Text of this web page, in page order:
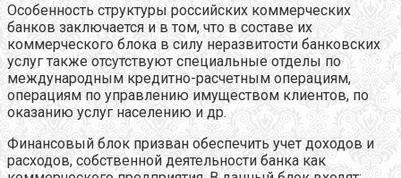
Особенность структуры российских коммерческих
банков заключается и в том, что в составе их
коммерческого блока в силу неразвитости банковских
услуг также отсутствуют специальные отделы по
международным кредитно-расчетным операциям,
операциям по управлению имуществом клиентов, по
оказанию услуг населению и др.
Финансовый блок призван обеспечить учет доходов и
расходов, собственной деятельности банка как